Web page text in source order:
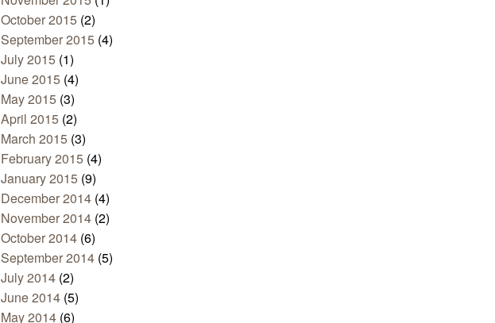
October 2015 (2)
September 2015 (4)
July 2015 (1)
June 2015 (4)
May 2015 (3)
April 2015 (2)
March 2015 (3)
February 2015 (4)
January 2015 (9)
December 2014 (4)
November 2014 (2)
October 2014 (6)
September 2014 (5)
July 2014 (2)
June 2014 (5)
May 2014 (6)